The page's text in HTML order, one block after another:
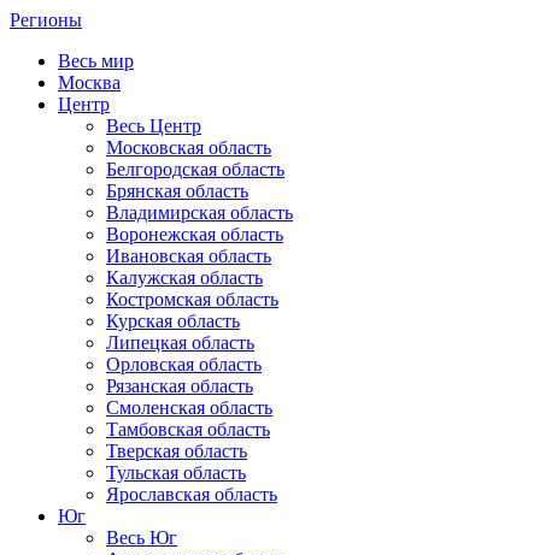
Регионы
Весь мир
Москва
Центр
Весь Центр
Московская область
Белгородская область
Брянская область
Владимирская область
Воронежская область
Ивановская область
Калужская область
Костромская область
Курская область
Липецкая область
Орловская область
Рязанская область
Смоленская область
Тамбовская область
Тверская область
Тульская область
Ярославская область
Юг
Весь Юг